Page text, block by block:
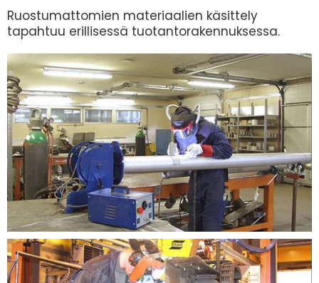
Ruostumattomien materiaalien käsittely
tapahtuu erillisessä tuotantorakennuksessa.